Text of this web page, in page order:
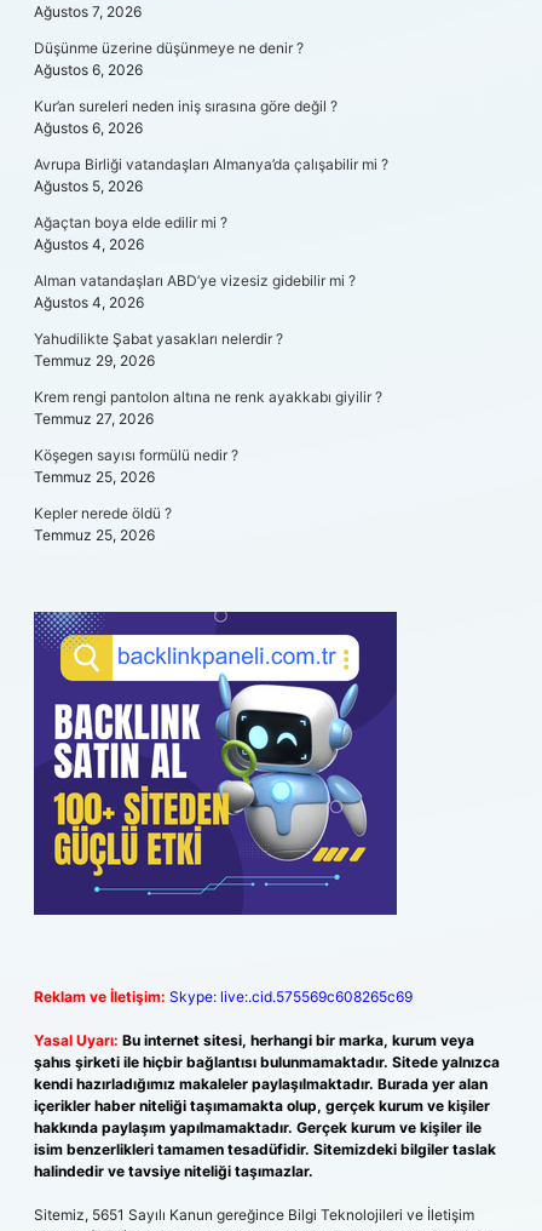
Ağustos 7, 2026
Düşünme üzerine düşünmeye ne denir ?
Ağustos 6, 2026
Kur’an sureleri neden iniş sırasına göre değil ?
Ağustos 6, 2026
Avrupa Birliği vatandaşları Almanya’da çalışabilir mi ?
Ağustos 5, 2026
Ağaçtan boya elde edilir mi ?
Ağustos 4, 2026
Alman vatandaşları ABD’ye vizesiz gidebilir mi ?
Ağustos 4, 2026
Yahudilikte Şabat yasakları nelerdir ?
Temmuz 29, 2026
Krem rengi pantolon altına ne renk ayakkabı giyilir ?
Temmuz 27, 2026
Köşegen sayısı formülü nedir ?
Temmuz 25, 2026
Kepler nerede öldü ?
Temmuz 25, 2026
Reklam ve İletişim: Skype: live:.cid.575569c608265c69
Yasal Uyarı: Bu internet sitesi, herhangi bir marka, kurum veya
şahıs şirketi ile hiçbir bağlantısı bulunmamaktadır. Sitede yalnızca
kendi hazırladığımız makaleler paylaşılmaktadır. Burada yer alan
içerikler haber niteliği taşımamakta olup, gerçek kurum ve kişiler
hakkında paylaşım yapılmamaktadır. Gerçek kurum ve kişiler ile
isim benzerlikleri tamamen tesadüfidir. Sitemizdeki bilgiler taslak
halindedir ve tavsiye niteliği taşımazlar.
Sitemiz, 5651 Sayılı Kanun gereğince Bilgi Teknolojileri ve İletişim